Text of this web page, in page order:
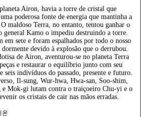
Airon, havia a torre de cristal que
poderosa fonte de energia que mantinha a
maldoso Terra, no entanto, tentou ganhar o
general Kamo o impediu destruindo a torre.
em sete e foram espalhados por todo o nosso
devido à explosão que o derrubou.
de Airon, aventurou-se no planeta Terra
e restaurar o equilíbrio junto com seu
seis indivíduos do passado, presente e futuro.
Il-sung, Wur-hwa, Hwa-san, Soo-shim,
e Mok-gi lutam contra o traiçoeiro Chu-yi e o
os cristais de cair nas mãos erradas.
온